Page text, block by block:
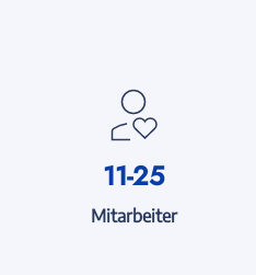
11-25
Mitarbeiter